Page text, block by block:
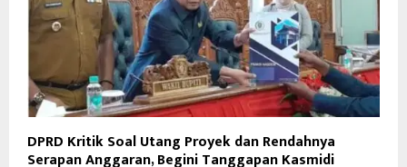
DPRD Kritik Soal Utang Proyek dan Rendahnya
Serapan Anggaran, Begini Tanggapan Kasmidi